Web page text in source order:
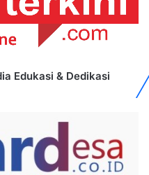
Edukasi & Dedikasi